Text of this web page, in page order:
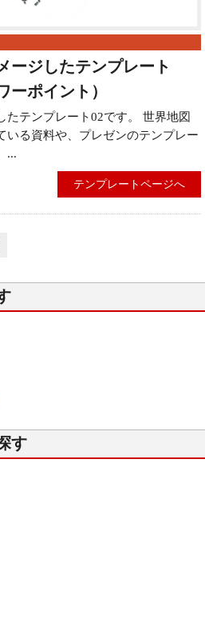
ージしたテンプレート
ーポイント）
たテンプレート02です。 世界地図
いる資料や、プレゼンのテンプレー
...
テンプレートページへ
す